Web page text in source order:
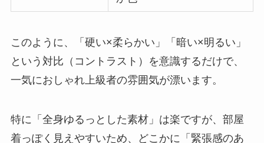
このように、「硬い×柔らかい」「暗い×明るい」
という対比（コントラスト）を意識するだけで、
一気におしゃれ上級者の雰囲気が漂います。
特に「全身ゆるっとした素材」は楽ですが、部屋
着っぽく見えやすいため、どこかに「緊張感のあ